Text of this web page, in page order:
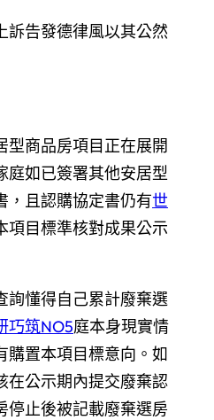
訴告發德律風以其公然
型商品房項目正在展開
庭如已簽署其他安居型
，且認購協定書仍有世
項目標準核對成果公示
詢懂得自己累計廢棄選
巧筑NO5庭本身現實情
購置本項目標意向。如
在公示期內提交廢棄認
停止後被記載廢棄選房